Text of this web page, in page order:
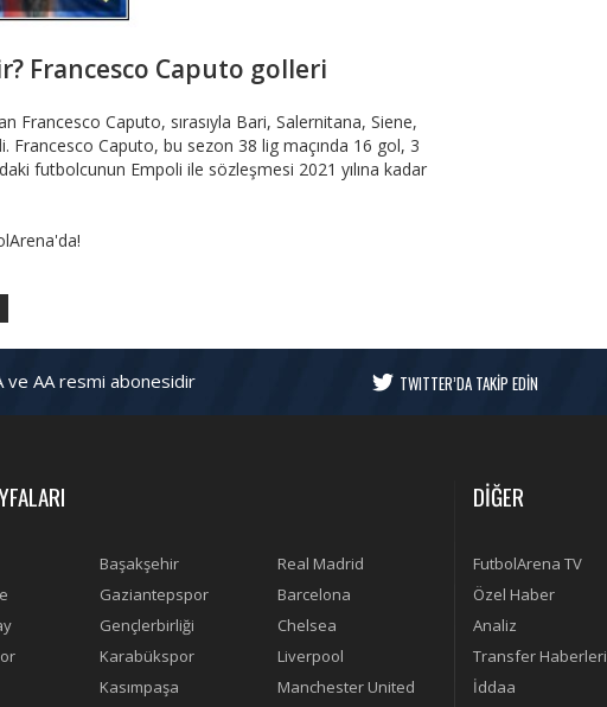
Francesco Caputo golleri
Francesco Caputo, sırasıyla Bari, Salernitana, Siene,
Francesco Caputo, bu sezon 38 lig maçında 16 gol, 3
futbolcunun Empoli ile sözleşmesi 2021 yılına kadar
ve AA resmi abonesidir TWITTER’DA TAKİP EDİN
Başakşehir
Real Madrid
Gaziantepspor
Barcelona
Gençlerbirliği
Chelsea
Karabükspor
Liverpool
Kasımpaşa
Manchester United
DİĞER
FutbolArena TV
Özel Haber
Analiz
Transfer Haberleri
İddaa